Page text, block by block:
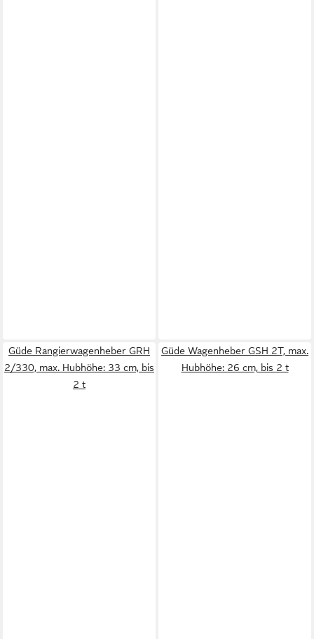
Güde Rangierwagenheber GRH
2/330, max. Hubhöhe: 33 cm, bis
2 t
Güde Wagenheber GSH 2T, max.
Hubhöhe: 26 cm, bis 2 t